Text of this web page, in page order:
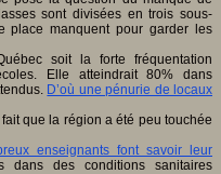
sont divisées en trois sous-
place manquent pour garder les
soit la forte fréquentation
Elle atteindrait 80% dans
D’où une pénurie de locaux
que la région a été peu touchée
enseignants font savoir leur
des conditions sanitaires